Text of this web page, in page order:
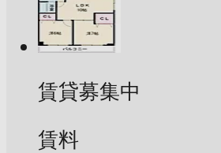
賃貸募集中
賃料